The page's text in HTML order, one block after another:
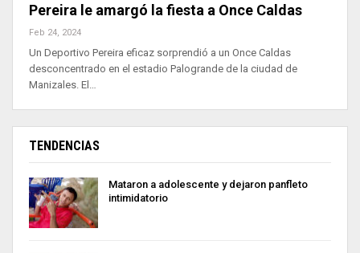
Pereira le amargó la fiesta a Once Caldas
Feb 24, 2024
Un Deportivo Pereira eficaz sorprendió a un Once Caldas
desconcentrado en el estadio Palogrande de la ciudad de
Manizales. El…
TENDENCIAS
Mataron a adolescente y dejaron panfleto
intimidatorio